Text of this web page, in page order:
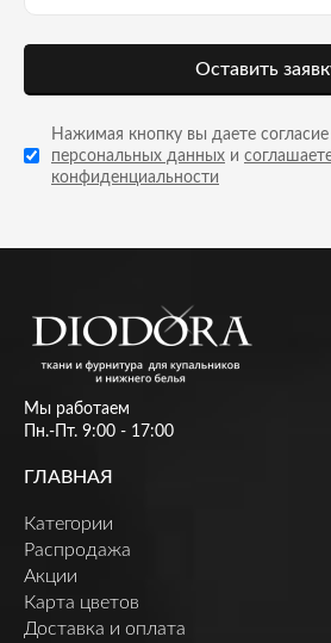
Оставить
Нажимая кнопку вы даете согласие
персональных данных и
конфиденциальности
Мы работаем
Пн.-Пт. 9:00 - 17:00
ГЛАВНАЯ
Категории
Распродажа
Акции
Карта цветов
Доставка и оплата